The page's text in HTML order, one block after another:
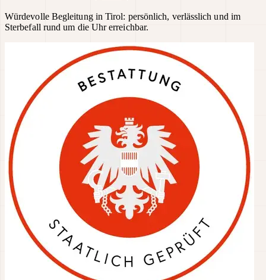
Würdevolle Begleitung in Tirol: persönlich, verlässlich und im
Sterbefall rund um die Uhr erreichbar.